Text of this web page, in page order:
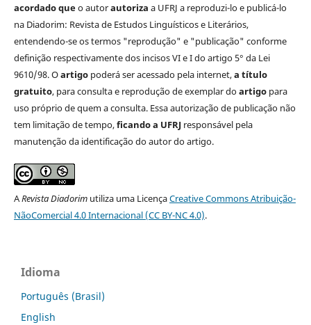
acordado queo autorautoriza a UFRJ a reproduzi-lo e publicá-lo
na Diadorim: Revista de Estudos Linguísticos e Literários,
entendendo-se os termos "reprodução" e "publicação" conforme
definição respectivamente dos incisos VI e I do artigo 5° da Lei
9610/98. Oartigopoderá ser acessado pela internet,a título
gratuito, para consulta e reprodução de exemplar doartigopara
uso próprio de quem a consulta. Essa autorização de publicação não
tem limitação de tempo,ficando a UFRJresponsável pela
manutenção da identificação do autor do artigo.
ARevista Diadorimutiliza uma LicençaCreative Commons Atribuição-
NãoComercial 4.0 Internacional (CC BY-NC 4.0).
Idioma
Português (Brasil)
English